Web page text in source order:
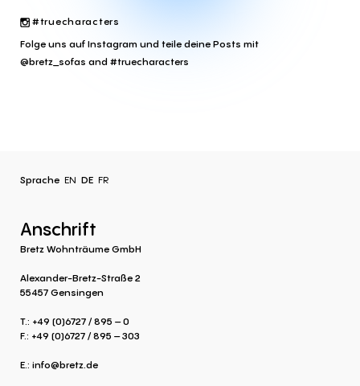
#truecharacters
Folge uns auf Instagram und teile deine Posts mit
@bretz_sofas and #truecharacters
Sprache EN DE FR
Anschrift
Bretz Wohnträume GmbH
Alexander-Bretz-Straße 2
55457 Gensingen
T.: +49 (0)6727 / 895 – 0
F.: +49 (0)6727 / 895 – 303
E.: info@bretz.de